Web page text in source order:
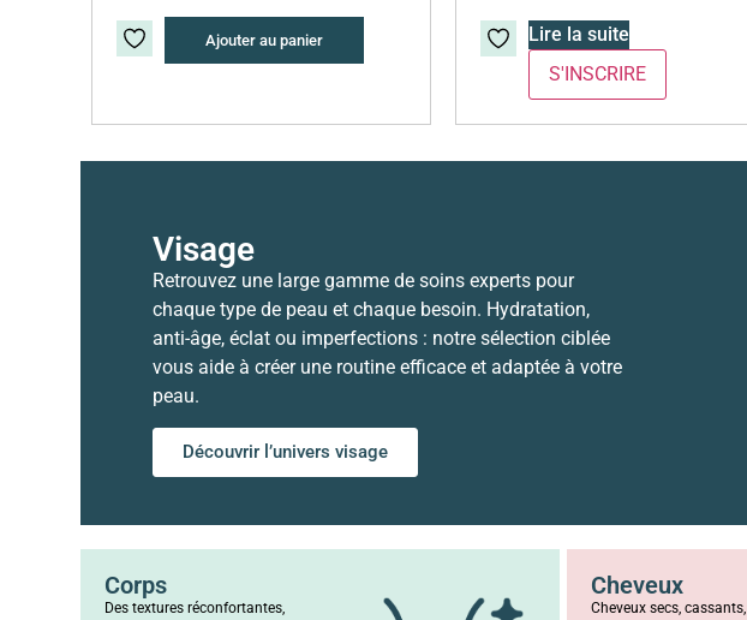
Lire la suite
Ajouter au panier
Visage
Retrouvez une large gamme de soins experts pour
chaque type de peau et chaque besoin. Hydratation,
anti-âge, éclat ou imperfections : notre sélection ciblée
vous aide à créer une routine efficace et adaptée à votre
peau.
Découvrir l’univers visage
Corps
Des textures réconfortantes,
Cheveux
Cheveux secs, cassants,